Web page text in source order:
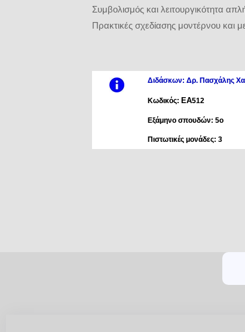
Συμβολισμός και λειτουργικότητα
Πρακτικές σχεδίασης μοντέρνου και
Διδάσκων: Δρ. Πασχάλης
Κωδικός: ΕΑ512
Εξάμηνο σπουδών: 5ο
Πιστωτικές μονάδες: 3